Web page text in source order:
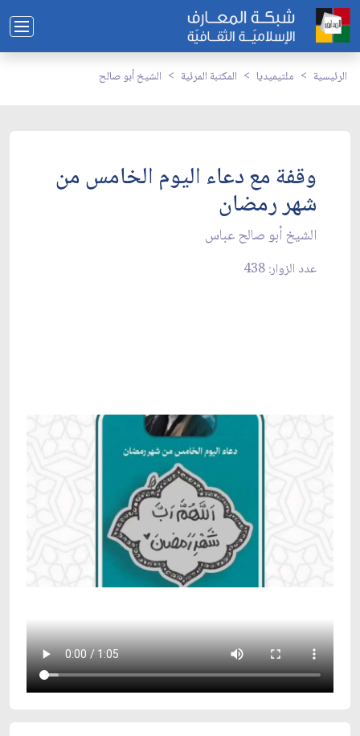
الرئيسية ملتيميديا المكتبة المرئية الشيخ أبو صالح
وقفة مع دعاء اليوم الخامس من
شهر رمضان
الشيخ أبو صالح عباس
عدد الزوار: 438